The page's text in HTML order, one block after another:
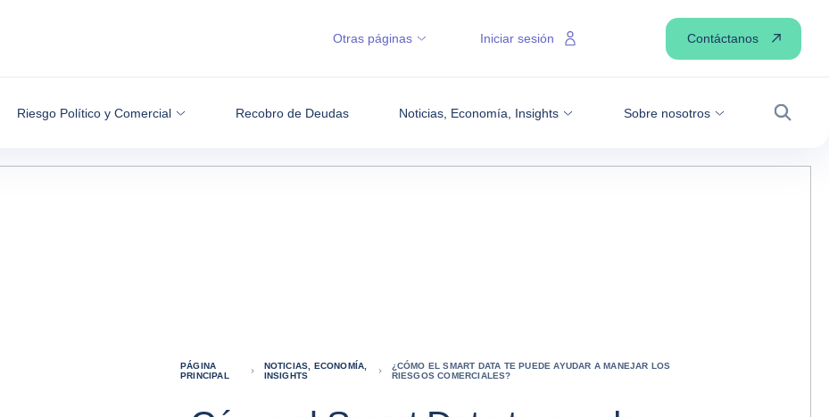
Riesgo Político y Comercial Recobro de Deudas Noticias, Economía, Insights Sobre nosotros
Buscar
Otras páginas Iniciar sesión Contáctanos
PÁGINA
PRINCIPAL
NOTICIAS, ECONOMÍA,
INSIGHTS
¿CÓMO EL SMART DATA TE PUEDE AYUDAR A MANEJAR LOS
RIESGOS COMERCIALES?